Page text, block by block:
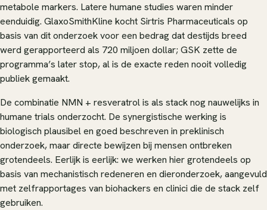
metabole markers. Latere humane studies waren minder
eenduidig. GlaxoSmithKline kocht Sirtris Pharmaceuticals op
basis van dit onderzoek voor een bedrag dat destijds breed
werd gerapporteerd als 720 miljoen dollar; GSK zette de
programma’s later stop, al is de exacte reden nooit volledig
publiek gemaakt.
De combinatie NMN + resveratrol is als stacknog nauwelijks in
humane trials onderzocht. De synergistische werking is
biologisch plausibel en goed beschreven in preklinisch
onderzoek, maar directe bewijzen bij mensen ontbreken
grotendeels. Eerlijk is eerlijk: we werken hier grotendeels op
basis van mechanistisch redeneren en dieronderzoek, aangevuld
met zelfrapportages van biohackers en clinici die de stack zelf
gebruiken.